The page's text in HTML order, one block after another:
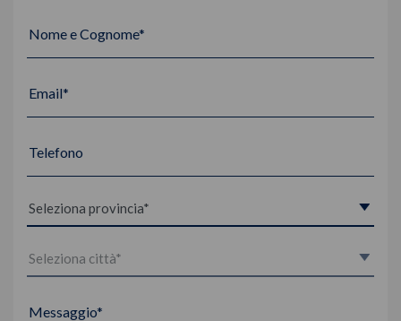
Nome e Cognome*
Email*
Telefono
Messaggio*